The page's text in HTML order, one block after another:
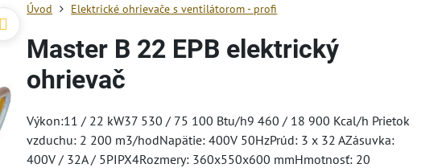
Úvod Elektrické ohrievače s ventilátorom - profi
Master B 22 EPB elektrický
ohrievač
Výkon:11 / 22 kW37 530 / 75 100 Btu/h9 460 / 18 900 Kcal/h Prietok
vzduchu: 2 200 m3/hodNapätie: 400V 50HzPrúd: 3 x 32 AZásuvka:
400V / 32A / 5PIPX4Rozmery: 360x550x600 mmHmotnosť: 20